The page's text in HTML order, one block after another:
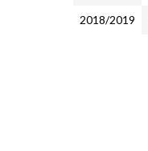
2018/2019